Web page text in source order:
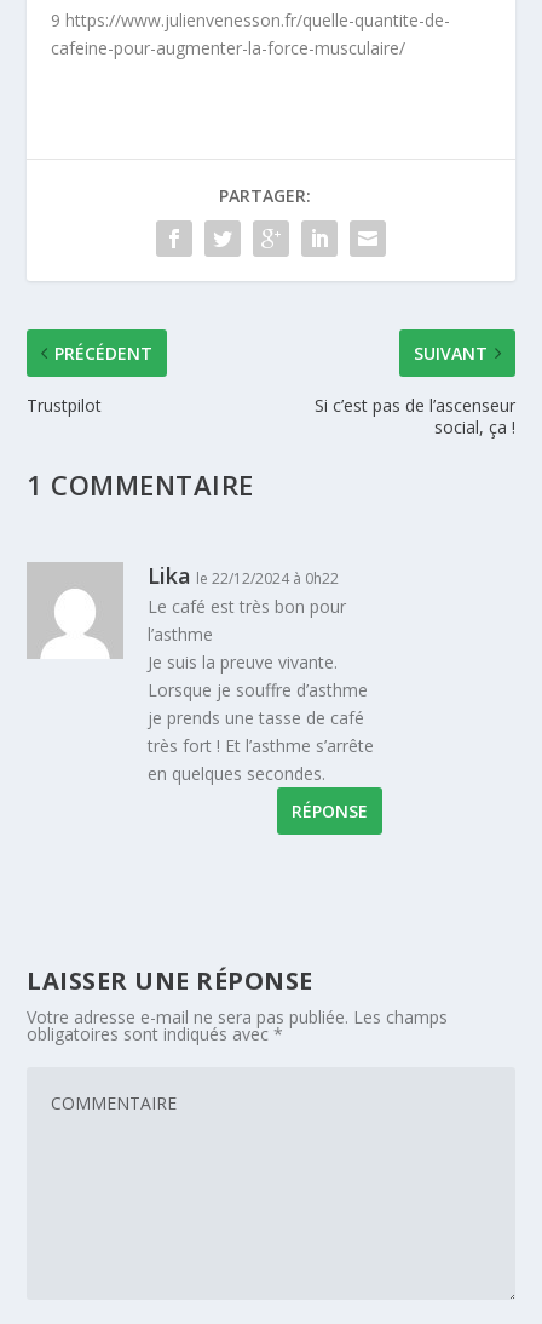
9 https://www.julienvenesson.fr/quelle-quantite-de-
cafeine-pour-augmenter-la-force-musculaire/
PARTAGER:
PRÉCÉDENT
Trustpilot
SUIVANT
Si c’est pas de l’ascenseur
social, ça !
1 COMMENTAIRE
Lika le 22/12/2024 à 0h22
Le café est très bon pour
l’asthme
Je suis la preuve vivante.
Lorsque je souffre d’asthme
je prends une tasse de café
très fort ! Et l’asthme s’arrête
en quelques secondes.
RÉPONSE
LAISSER UNE RÉPONSE
Votre adresse e-mail ne sera pas publiée. Les champs
obligatoires sont indiqués avec*